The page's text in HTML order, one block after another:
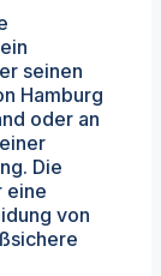
seinen
Hamburg
oder an
Die
eine
von